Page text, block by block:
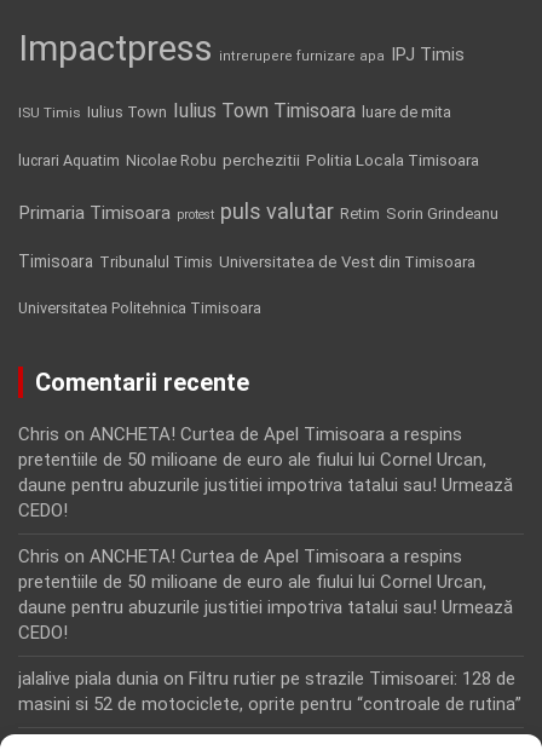
Impactpress intrerupere furnizare apa IPJ Timis
ISU Timis Iulius Town Iulius Town Timisoara luare de mita
lucrari Aquatim Nicolae Robu perchezitii Politia Locala Timisoara
Primaria Timisoara protest puls valutar Retim Sorin Grindeanu
Timisoara Tribunalul Timis Universitatea de Vest din Timisoara
Universitatea Politehnica Timisoara
Comentarii recente
Chris on ANCHETA! Curtea de Apel Timisoara a respins
pretentiile de 50 milioane de euro ale fiului lui Cornel Urcan,
daune pentru abuzurile justitiei impotriva tatalui sau! Urmează
CEDO!
Chris on ANCHETA! Curtea de Apel Timisoara a respins
pretentiile de 50 milioane de euro ale fiului lui Cornel Urcan,
daune pentru abuzurile justitiei impotriva tatalui sau! Urmează
CEDO!
jalalive piala dunia on Filtru rutier pe strazile Timisoarei: 128 de
masini si 52 de motociclete, oprite pentru “controale de rutina”